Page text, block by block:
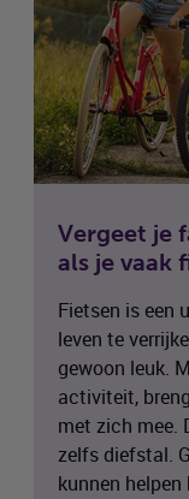
Vergeet je
als je vaak
Fietsen is een
leven te
gewoon leuk.
activiteit,
met zich mee.
zelfs diefstal.
kunnen